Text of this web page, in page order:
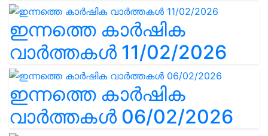
ഇന്നത്തെ കാർഷിക
വാർത്തകൾ 11/02/2026
ഇന്നത്തെ കാർഷിക
വാർത്തകൾ 06/02/2026